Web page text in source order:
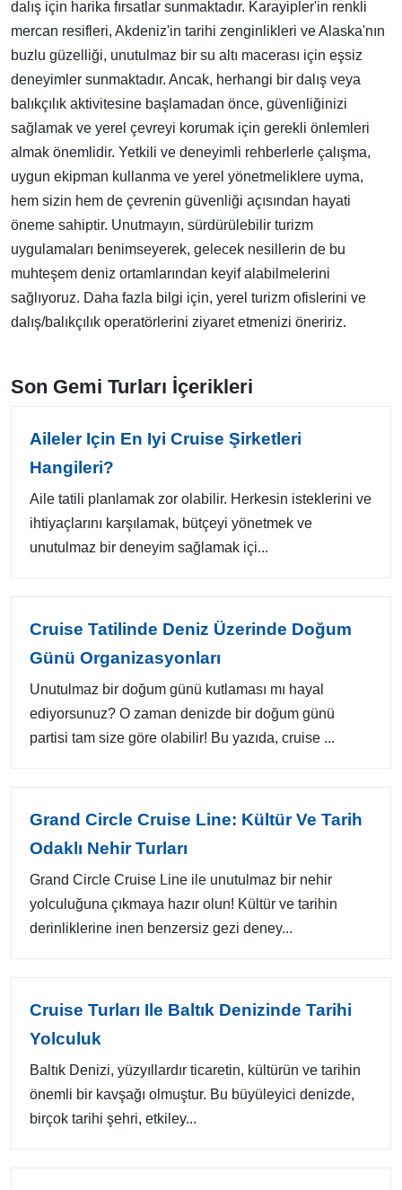
dalış için harika fırsatlar sunmaktadır. Karayipler'in renkli
mercan resifleri, Akdeniz'in tarihi zenginlikleri ve Alaska'nın
buzlu güzelliği, unutulmaz bir su altı macerası için eşsiz
deneyimler sunmaktadır. Ancak, herhangi bir dalış veya
balıkçılık aktivitesine başlamadan önce, güvenliğinizi
sağlamak ve yerel çevreyi korumak için gerekli önlemleri
almak önemlidir. Yetkili ve deneyimli rehberlerle çalışma,
uygun ekipman kullanma ve yerel yönetmeliklere uyma,
hem sizin hem de çevrenin güvenliği açısından hayati
öneme sahiptir. Unutmayın, sürdürülebilir turizm
uygulamaları benimseyerek, gelecek nesillerin de bu
muhteşem deniz ortamlarından keyif alabilmelerini
sağlıyoruz. Daha fazla bilgi için, yerel turizm ofislerini ve
dalış/balıkçılık operatörlerini ziyaret etmenizi öneririz.
Son Gemi Turları İçerikleri
Aileler Için En Iyi Cruise Şirketleri
Hangileri?
Aile tatili planlamak zor olabilir. Herkesin isteklerini ve
ihtiyaçlarını karşılamak, bütçeyi yönetmek ve
unutulmaz bir deneyim sağlamak içi...
Cruise Tatilinde Deniz Üzerinde Doğum
Günü Organizasyonları
Unutulmaz bir doğum günü kutlaması mı hayal
ediyorsunuz? O zaman denizde bir doğum günü
partisi tam size göre olabilir! Bu yazıda, cruise ...
Grand Circle Cruise Line: Kültür Ve Tarih
Odaklı Nehir Turları
Grand Circle Cruise Line ile unutulmaz bir nehir
yolculuğuna çıkmaya hazır olun! Kültür ve tarihin
derinliklerine inen benzersiz gezi deney...
Cruise Turları Ile Baltık Denizinde Tarihi
Yolculuk
Baltık Denizi, yüzyıllardır ticaretin, kültürün ve tarihin
önemli bir kavşağı olmuştur. Bu büyüleyici denizde,
birçok tarihi şehri, etkiley...